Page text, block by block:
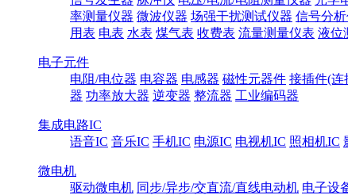
率测量仪器 微波仪器 场强干扰测试仪器 信号分
用表 电表 水表 煤气表 收费表 流量测量仪表 液位
电子元件
电阻/电位器 电容器 电感器 磁性元器件 接插件(连
器 功率放大器 逆变器 整流器 工业编码器
集成电路IC
语音IC 音乐IC 手机IC 电源IC 电视机IC 照相机IC
微电机
驱动微电机 同步/异步/交直流/直线电动机 电子设